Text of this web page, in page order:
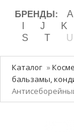
Витамины
Детям и
Косметика
Маникюр и
БРЕНДЫ: A
J K
S
T U
Каталог »
бальзамы,